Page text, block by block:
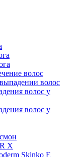
волос
волос
волос у
волос у
X
Skinko E